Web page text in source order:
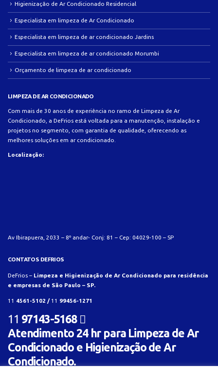
Higienização de Ar Condicionado Residencial
Especialista em limpeza de Ar Condicionado
Especialista em limpeza de ar condicionado Jardins
Especialista em limpeza de ar condicionado Morumbi
Orçamento de limpeza de ar condicionado
LIMPEZA DE AR CONDICIONADO
Com mais de 30 anos de experiência no ramo de Limpeza de Ar
Condicionado, a DeFrios está voltada para a manutenção, instalação e
projetos no segmento, com garantia de qualidade, oferecendo as
melhores soluções em ar condicionado.
Localização:
Av Ibirapuera, 2033 – 8º andar- Conj: 81 – Cep: 04029-100 – SP
CONTATOS DEFRIOS
DeFrios – Limpeza e Higienização de Ar Condicionado para residência
e empresas de São Paulo – SP.
11 4561-5102 / 11 99456-1271
11 97143-5168
Atendimento 24 hr para Limpeza de Ar
Condicionado e Higienização de Ar
Condicionado.